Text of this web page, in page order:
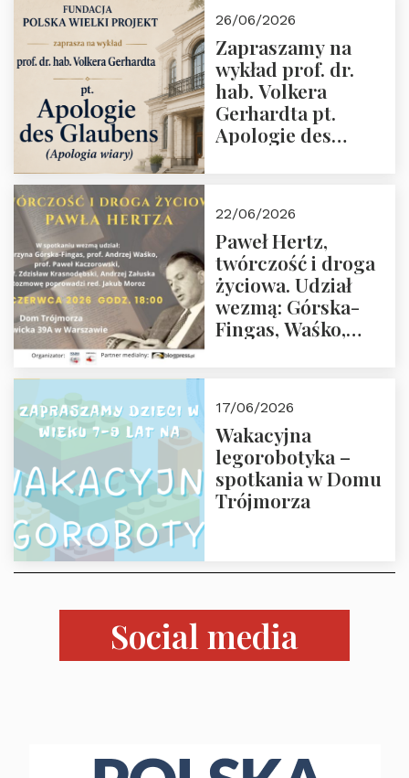
przez Fundację
Polska Wielki
Projekt
26/06/2026
Zapraszamy na
wykład prof. dr.
hab. Volkera
Gerhardta pt.
Apologie des
02.07.2026 r. godz.
18:00.
22/06/2026
Paweł Hertz,
twórczość i droga
życiowa. Udział
wezmą: Górska-
Fingas, Waśko,
czerwca 2026 r.
godz. 18:00 w Domu
Trójmorza.
Zapraszamy!
17/06/2026
Wakacyjna
legorobotyka –
spotkania w Domu
Trójmorza
Social media